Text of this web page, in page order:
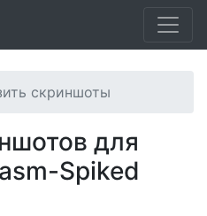
скриншоты
для
Spiked